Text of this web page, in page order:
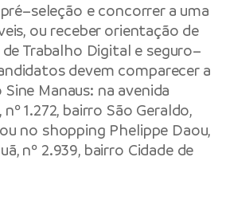
e concorrer a uma
ou receber orientação de
Trabalho Digital e seguro–
devem comparecer a
Manaus: na avenida
1.272, bairro São Geraldo,
no shopping Phelippe Daou,
nº 2.939, bairro Cidade de